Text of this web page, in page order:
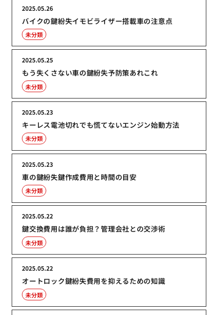
バイクの鍵紛失イモビライザー搭載車の注意点
2025.05.26
未分類
もう失くさない車の鍵紛失予防策あれこれ
2025.05.25
未分類
キーレス電池切れでも慌てないエンジン始動方法
2025.05.23
未分類
車の鍵紛失鍵作成費用と時間の目安
2025.05.23
未分類
鍵交換費用は誰が負担？管理会社との交渉術
2025.05.22
未分類
オートロック鍵紛失費用を抑えるための知識
2025.05.22
未分類